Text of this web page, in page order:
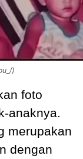
)
foto
anaknya.
merupakan
dengan